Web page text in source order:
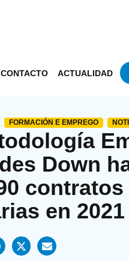
CONTACTO ACTUALIDAD
FORMACIÓN E EMPREGO
Down
en 2021